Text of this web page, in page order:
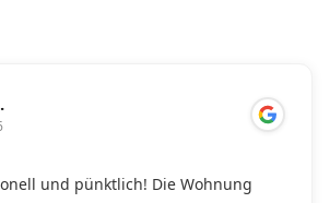
und pünktlich! Die Wohnung